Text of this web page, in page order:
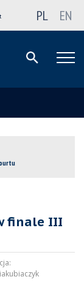
PL EN
finale III